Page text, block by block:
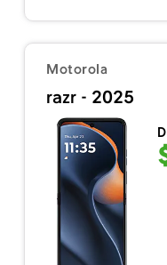
Motorola
razr - 2025